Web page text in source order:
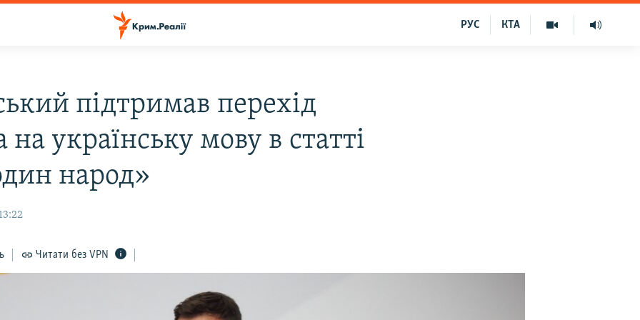
КТА
РУС
підтримав перехід
на українську мову в статті
народ»
Читати без VPN